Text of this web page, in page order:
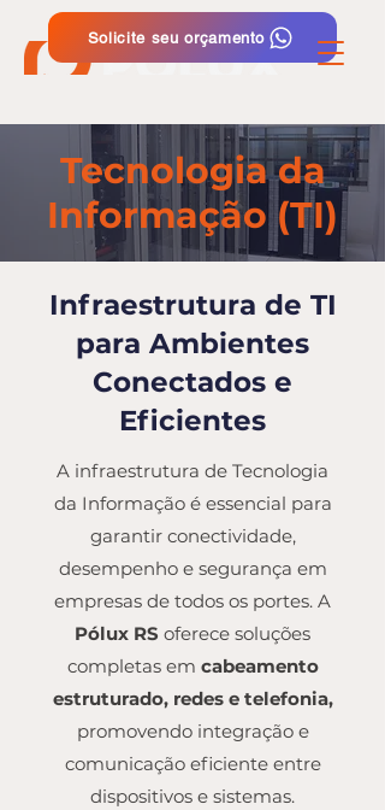
Plantão 24h
Solicite seu orçamento
Tecnologia da
Informação (TI)
Infraestrutura de TI
para Ambientes
Conectados e
Eficientes
A infraestrutura de Tecnologia
da Informação é essencial para
garantir conectividade,
desempenho e segurança em
empresas de todos os portes. A
Pólux RS oferece soluções
completas em cabeamento
estruturado, redes e telefonia,
promovendo integração e
comunicação eficiente entre
dispositivos e sistemas.